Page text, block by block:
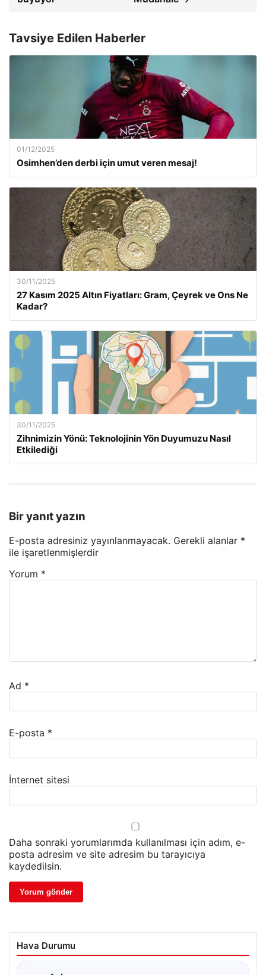
Tavsiye Edilen Haberler
01/12/2025
Osimhen’den derbi için umut veren mesaj!
30/11/2025
27 Kasım 2025 Altın Fiyatları: Gram, Çeyrek ve Ons Ne
Kadar?
30/11/2025
Zihnimizin Yönü: Teknolojinin Yön Duyumuzu Nasıl
Etkilediği
Bir yanıt yazın
E-posta adresiniz yayınlanmayacak. Gerekli alanlar *
ile işaretlenmişlerdir
Yorum *
Ad *
E-posta *
İnternet sitesi
Daha sonraki yorumlarımda kullanılması için adım, e-
posta adresim ve site adresim bu tarayıcıya
kaydedilsin.
Hava Durumu